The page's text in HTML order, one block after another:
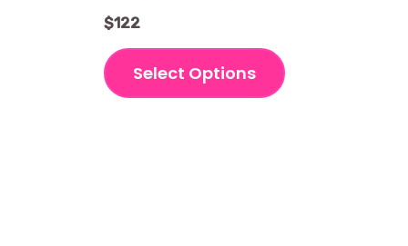
$122
Select Options